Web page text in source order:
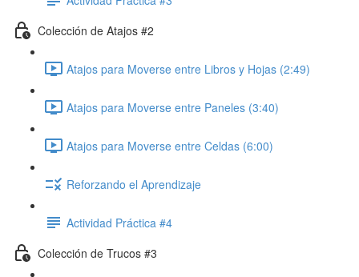
Colección de Atajos #2
Atajos para Moverse entre Libros y Hojas (2:49)
Atajos para Moverse entre Paneles (3:40)
Atajos para Moverse entre Celdas (6:00)
Reforzando el Aprendizaje
Actividad Práctica #4
Colección de Trucos #3